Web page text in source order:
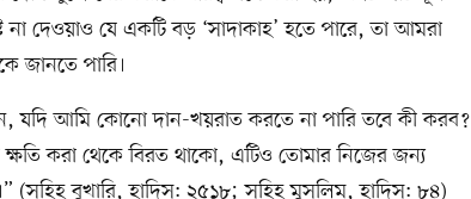
দেওয়াও যে একটি বড় ‘সাদাকাহ’ হতে পারে, তা আমরা
জানতে পারি।
যদি আমি কোনো দান-খয়রাত করতে না পারি তবে কী করব?
করা থেকে বিরত থাকো, এটিও তোমার নিজের জন্য
(সহিহ বুখারি, হাদিস: ২৫১৮; সহিহ মুসলিম, হাদিস: ৮৪)